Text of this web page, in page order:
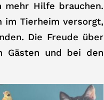
Hilfe brauchen.
im Tierheim versorgt,
Die Freude über
Gästen und bei den